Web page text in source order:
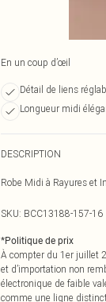
En un coup d’œil
Détail de liens
Longueur midi
DESCRIPTION
Robe Midi à Rayures et
SKU: BCC13188-157-16
*Politique de prix
À compter du 1er juillet
et d’importation non
électronique de faible
comme une ligne